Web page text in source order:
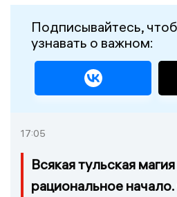
Подписывайтесь,
узнавать о важном:
17:05
Всякая тульская
рациональное